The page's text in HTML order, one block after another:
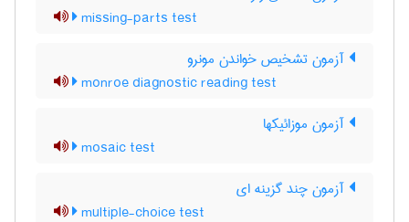
missing-parts test
آزمون تشخیص خواندن مونرو
monroe diagnostic reading test
آزمون موزائیکها
mosaic test
آزمون چند گزینه ای
multiple-choice test